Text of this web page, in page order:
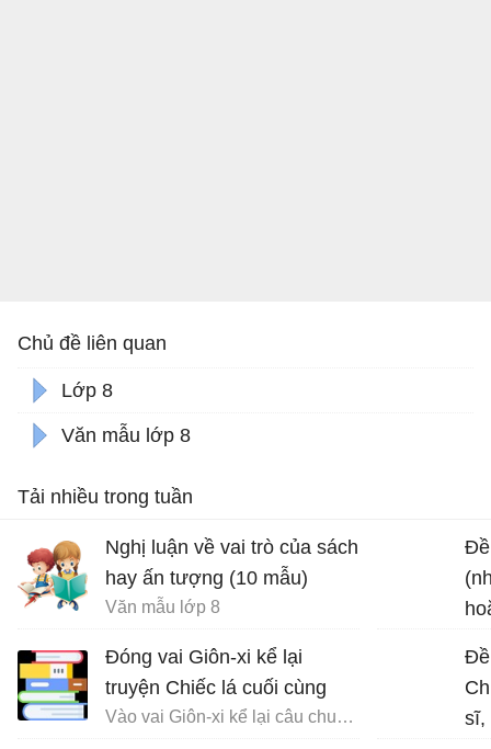
Chủ đề liên quan
Lớp 8
Văn mẫu lớp 8
Tải nhiều trong tuần
Nghị luận về vai trò của sách
hay ấn tượng (10 mẫu)
Văn mẫu lớp 8
Đóng vai Giôn-xi kể lại
truyện Chiếc lá cuối cùng
Vào vai Giôn-xi kể lại câu chuyện Chiếc lá cuối cùng
Đề
Đề
sĩ,